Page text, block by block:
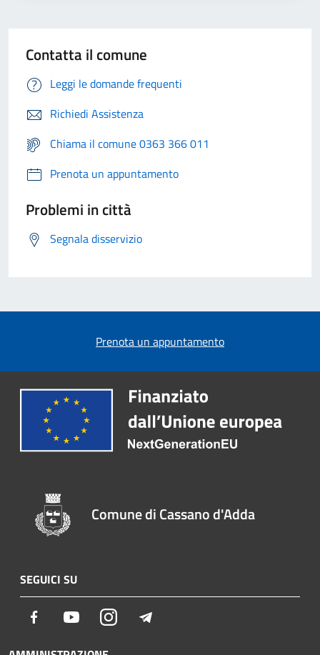
Contatta il comune
Leggi le domande frequenti
Richiedi Assistenza
Chiama il comune 0363 366 011
Prenota un appuntamento
Problemi in città
Segnala disservizio
Prenota un appuntamento
Comune di Cassano d'Adda
SEGUICI SU
Facebook YoutubeInstagram